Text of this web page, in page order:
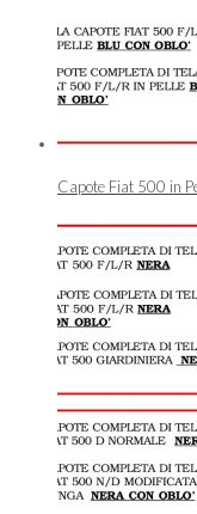
Capote Fiat 500 in